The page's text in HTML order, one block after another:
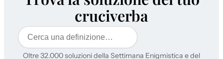
cruciverba
Cerca
Oltre 32.000 soluzioni della Settimana Enigmistica e del